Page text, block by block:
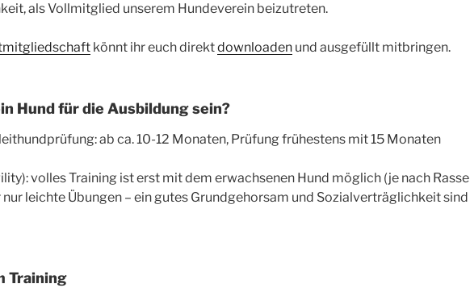
als Vollmitglied unserem Hundeverein beizutreten.
könnt ihr euch direktdownloaden und ausgefüllt mitbringen.
Hund für die Ausbildung sein?
ab ca. 10-12 Monaten, Prüfung frühestens mit 15 Monaten
volles Training ist erst mit dem erwachsenen Hund möglich (je nach Rasse
nur leichte Übungen – ein gutes Grundgehorsam und Sozialverträglichkeit sind
Training